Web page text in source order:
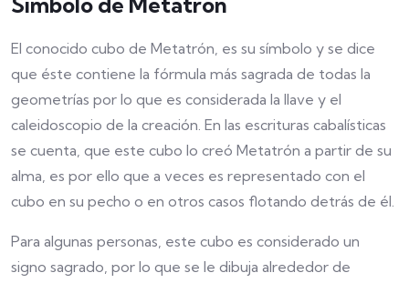
El conocido cubo de Metatrón, es su símbolo y se dice
que éste contiene la fórmula más sagrada de todas la
geometrías por lo que es considerada la llave y el
caleidoscopio de la creación. En las escrituras cabalísticas
se cuenta, que este cubo lo creó Metatrón a partir de su
alma, es por ello que a veces es representado con el
cubo en su pecho o en otros casos flotando detrás de él.
Para algunas personas, este cubo es considerado un
signo sagrado, por lo que se le dibuja alrededor de